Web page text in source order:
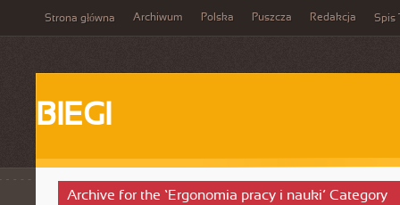
Strona główna Archiwum Polska Puszcza Redakcja Spis
BIEGI
Archive for the ‘Ergonomia pracy i nauki’ Category